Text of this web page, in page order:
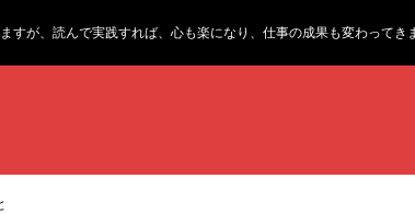
が、読んで実践すれば、心も楽になり、仕事の成果も変わってき